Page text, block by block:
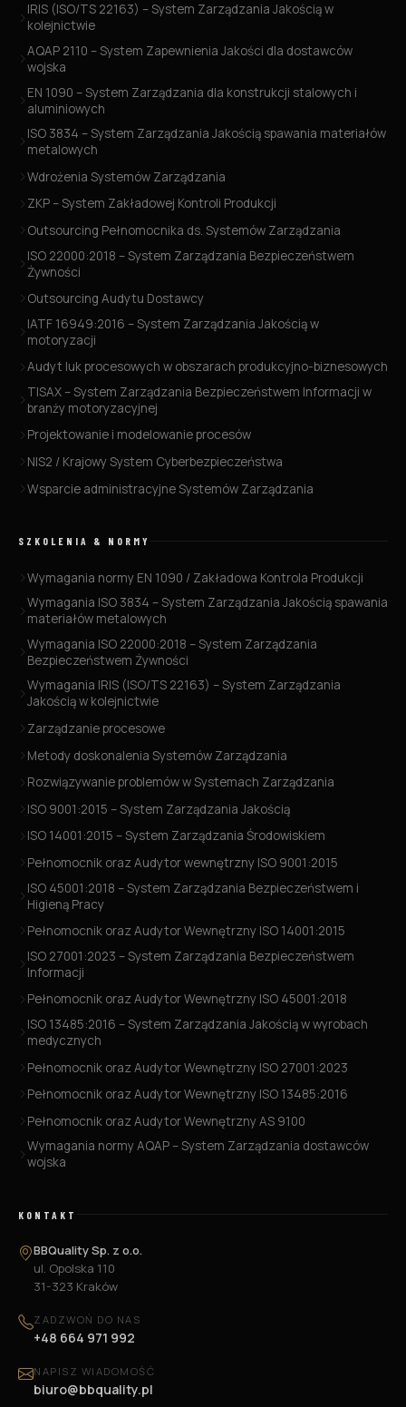
IRIS (ISO/TS 22163) – System Zarządzania Jakością w
kolejnictwie
AQAP 2110 – System Zapewnienia Jakości dla dostawców
wojska
EN 1090 – System Zarządzania dla konstrukcji stalowych i
aluminiowych
ISO 3834 – System Zarządzania Jakością spawania materiałów
metalowych
Wdrożenia Systemów Zarządzania
ZKP – System Zakładowej Kontroli Produkcji
Outsourcing Pełnomocnika ds. Systemów Zarządzania
ISO 22000:2018 – System Zarządzania Bezpieczeństwem
Żywności
Outsourcing Audytu Dostawcy
IATF 16949:2016 – System Zarządzania Jakością w
motoryzacji
Audyt luk procesowych w obszarach produkcyjno-biznesowych
TISAX – System Zarządzania Bezpieczeństwem Informacji w
branży motoryzacyjnej
Projektowanie i modelowanie procesów
NIS2 / Krajowy System Cyberbezpieczeństwa
Wsparcie administracyjne Systemów Zarządzania
SZKOLENIA & NORMY
Wymagania normy EN 1090 / Zakładowa Kontrola Produkcji
Wymagania ISO 3834 – System Zarządzania Jakością spawania
materiałów metalowych
Wymagania ISO 22000:2018 – System Zarządzania
Bezpieczeństwem Żywności
Wymagania IRIS (ISO/TS 22163) – System Zarządzania
Jakością w kolejnictwie
Zarządzanie procesowe
Metody doskonalenia Systemów Zarządzania
Rozwiązywanie problemów w Systemach Zarządzania
ISO 9001:2015 – System Zarządzania Jakością
ISO 14001:2015 – System Zarządzania Środowiskiem
Pełnomocnik oraz Audytor wewnętrzny ISO 9001:2015
ISO 45001:2018 – System Zarządzania Bezpieczeństwem i
Higieną Pracy
Pełnomocnik oraz Audytor Wewnętrzny ISO 14001:2015
ISO 27001:2023 – System Zarządzania Bezpieczeństwem
Informacji
Pełnomocnik oraz Audytor Wewnętrzny ISO 45001:2018
ISO 13485:2016 – System Zarządzania Jakością w wyrobach
medycznych
Pełnomocnik oraz Audytor Wewnętrzny ISO 27001:2023
Pełnomocnik oraz Audytor Wewnętrzny ISO 13485:2016
Pełnomocnik oraz Audytor Wewnętrzny AS 9100
Wymagania normy AQAP – System Zarządzania dostawców
wojska
KONTAKT
BBQuality Sp. z o.o.
ul. Opolska 110
31-323 Kraków
ZADZWOŃ DO NAS
+48 664 971 992
NAPISZ WIADOMOŚĆ
biuro@bbquality.pl